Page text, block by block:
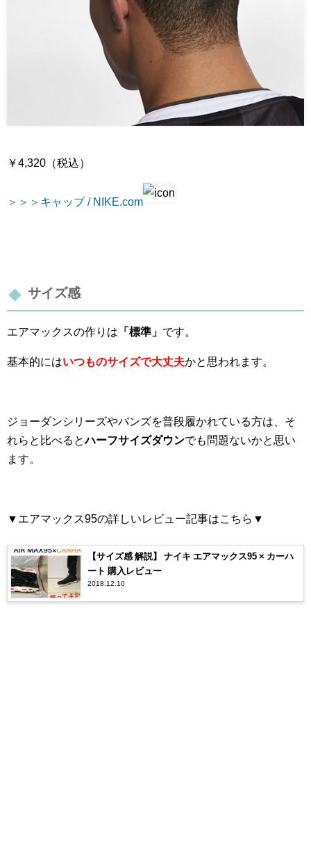
￥4,320（税込）
＞＞＞キャップ / NIKE.com
サイズ感
エアマックスの作りは 「標準」 です。
基本的にはいつものサイズで大丈夫かと思われます。
ジョーダンシリーズやバンズを普段履かれている方は、そ
れらと比べると ハーフサイズダウンでも問題ないかと思い
ます。
▼エアマックス95の詳しいレビュー記事はこちら▼
【サイズ感 解説】 ナイキ エアマックス95 × カーハ
ート 購入レビュー
2018.12.10